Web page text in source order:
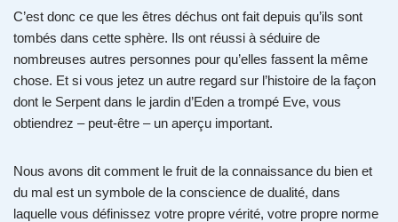
C’est donc ce que les êtres déchus ont fait depuis qu’ils sont
tombés dans cette sphère. Ils ont réussi à séduire de
nombreuses autres personnes pour qu’elles fassent la même
chose. Et si vous jetez un autre regard sur l’histoire de la façon
dont le Serpent dans le jardin d’Eden a trompé Eve, vous
obtiendrez – peut-être – un aperçu important.
Nous avons dit comment le fruit de la connaissance du bien et
du mal est un symbole de la conscience de dualité, dans
laquelle vous définissez votre propre vérité, votre propre norme